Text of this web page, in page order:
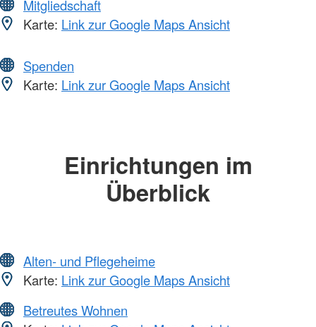
Mitgliedschaft
Karte: Link zur Google Maps Ansicht
Spenden
Karte: Link zur Google Maps Ansicht
Einrichtungen im
Überblick
Alten- und Pflegeheime
Karte: Link zur Google Maps Ansicht
Betreutes Wohnen